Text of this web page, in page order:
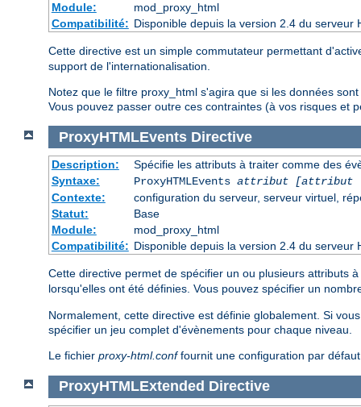
Module:
mod_proxy_html
Compatibilité: Disponible depuis la version 2.4 du
Cette directive est un simple commutateur permettant
support de l'internationalisation.
Notez que le filtre proxy_html s'agira que si les données
Vous pouvez passer outre ces contraintes (à vos risques et
ProxyHTMLEvents Directive
Description:
Spécifie les attributs à traiter comme des
Syntaxe:
ProxyHTMLEvents attribut
Contexte:
configuration du serveur, serveur virtuel,
Statut:
Base
Module:
mod_proxy_html
Compatibilité: Disponible depuis la version 2.4 du
Cette directive permet de spécifier un ou plusieurs attributs
lorsqu'elles ont été définies. Vous pouvez spécifier un
Normalement, cette directive est définie globalement. Si
spécifier un jeu complet d'évènements pour chaque niveau.
Le fichier proxy-html.conffournit une configuration par
ProxyHTMLExtended Directive